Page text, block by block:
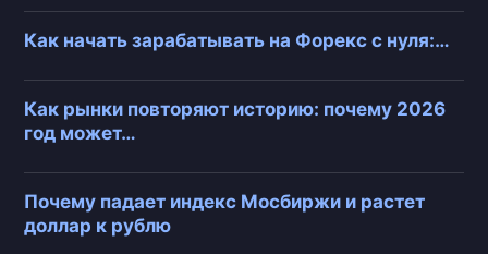
Как начать зарабатывать на Форекс с нуля:…
Как рынки повторяют историю: почему 2026
год может…
Почему падает индекс Мосбиржи и растет
доллар к рублю